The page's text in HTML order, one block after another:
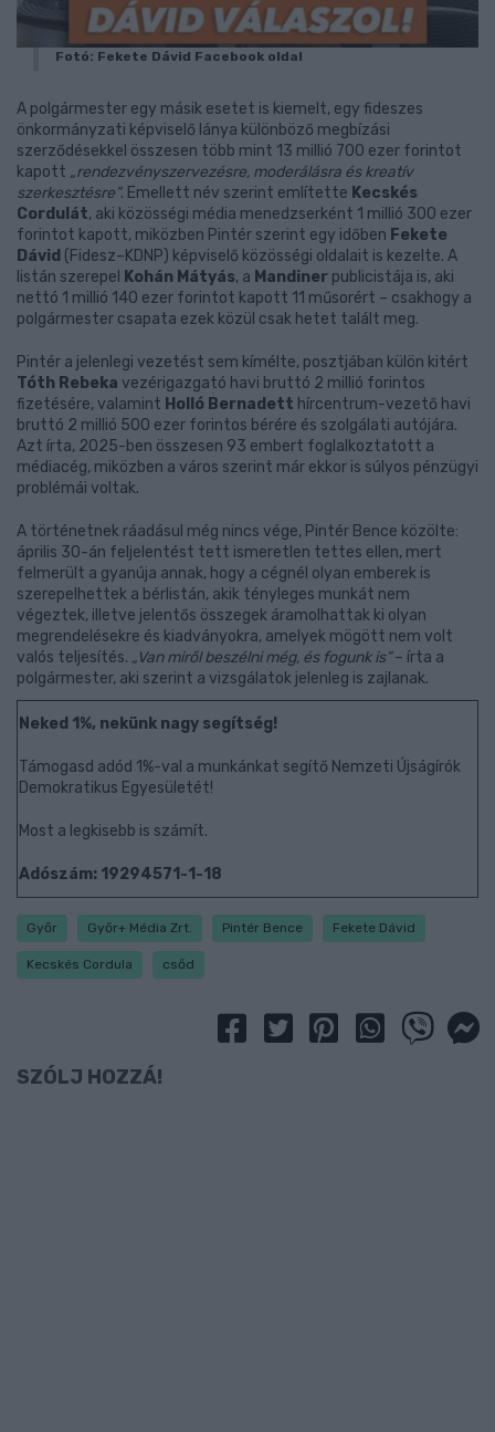
Fotó: Fekete Dávid Facebook oldal
A polgármester egy másik esetet is kiemelt, egy fideszes
önkormányzati képviselő lánya különböző megbízási
szerződésekkel összesen több mint 13 millió 700 ezer forintot
kapott „rendezvényszervezésre, moderálásra és kreatív
szerkesztésre”. Emellett név szerint említette Kecskés
Cordulát, aki közösségi média menedzserként 1 millió 300 ezer
forintot kapott, miközben Pintér szerint egy időben Fekete
Dávid (Fidesz–KDNP) képviselő közösségi oldalait is kezelte. A
listán szerepel Kohán Mátyás, a Mandiner publicistája is, aki
nettó 1 millió 140 ezer forintot kapott 11 műsorért – csakhogy a
polgármester csapata ezek közül csak hetet talált meg.
Pintér a jelenlegi vezetést sem kímélte, posztjában külön kitért
Tóth Rebeka vezérigazgató havi bruttó 2 millió forintos
fizetésére, valamint Holló Bernadett hírcentrum-vezető havi
bruttó 2 millió 500 ezer forintos bérére és szolgálati autójára.
Azt írta, 2025-ben összesen 93 embert foglalkoztatott a
médiacég, miközben a város szerint már ekkor is súlyos pénzügyi
problémái voltak.
A történetnek ráadásul még nincs vége, Pintér Bence közölte:
április 30-án feljelentést tett ismeretlen tettes ellen, mert
felmerült a gyanúja annak, hogy a cégnél olyan emberek is
szerepelhettek a bérlistán, akik tényleges munkát nem
végeztek, illetve jelentős összegek áramolhattak ki olyan
megrendelésekre és kiadványokra, amelyek mögött nem volt
valós teljesítés. „Van miről beszélni még, és fogunk is”– írta a
polgármester, aki szerint a vizsgálatok jelenleg is zajlanak.
Neked 1%, nekünk nagy segítség!
Támogasd adód 1%-val a munkánkat segítő Nemzeti Újságírók
Demokratikus Egyesületét!
Most a legkisebb is számít.
Adószám: 19294571-1-18
Győr Győr+ Média Zrt. Pintér Bence Fekete Dávid
Kecskés Cordula csőd
SZÓLJ HOZZÁ!